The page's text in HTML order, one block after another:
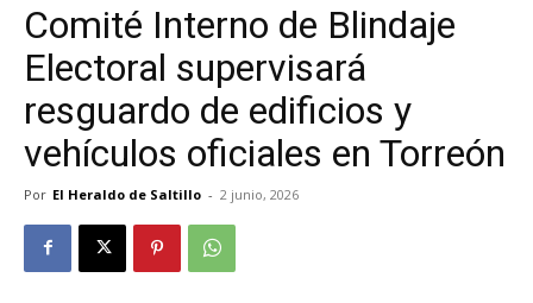
Comité Interno de Blindaje
Electoral supervisará
resguardo de edificios y
vehículos oficiales en Torreón
Por El Heraldo de Saltillo - 2 junio, 2026